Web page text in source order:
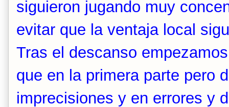
siguieron jugando muy
evitar que la ventaja local
Tras el descanso
que en la primera parte pero
imprecisiones y en errores y